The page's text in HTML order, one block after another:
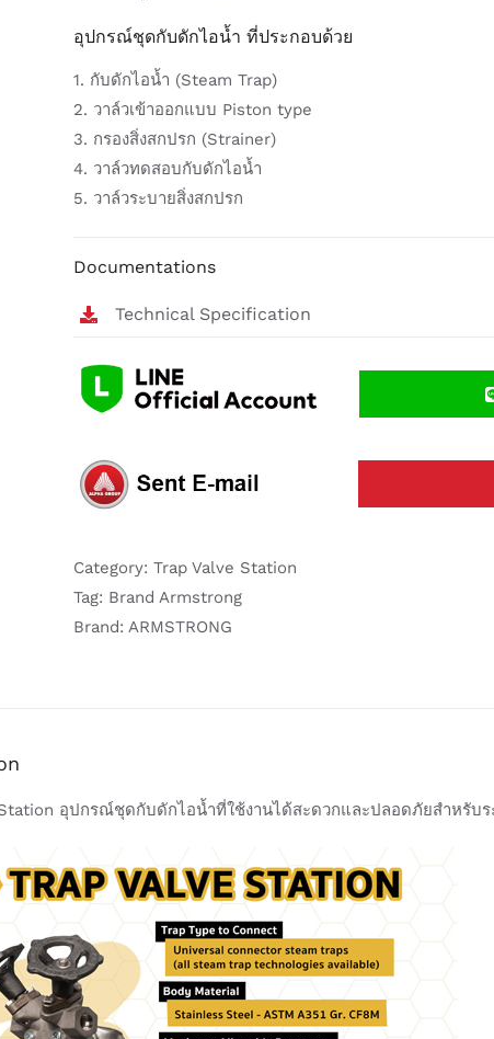
อุปกรณ์ชุดกับดักไอน้ำ ที่ประกอบด้วย
1. กับดักไอน้ำ (Steam Trap)
2. วาล์วเข้าออกแบบ Piston type
3. กรองสิ่งสกปรก (Strainer)
4. วาล์วทดสอบกับดักไอน้ำ
5. วาล์วระบายสิ่งสกปรก
Documentations
Technical Specification
Category: Trap Valve Station
Tag: Brand Armstrong
Brand: ARMSTRONG
อุปกรณ์ชุดกับดักไอน้ำที่ใช้งานได้สะดวกและปลอดภัยสำหรับ